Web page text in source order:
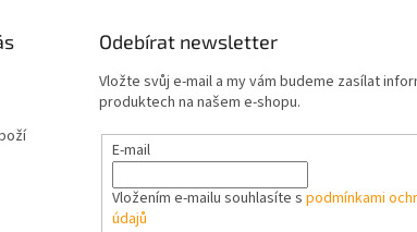
Odebírat newsletter
Vložte svůj e-mail a my vám budeme zasílat
produktech na našem e-shopu.
E-mail
Vložením e-mailu souhlasíte s podmínkami
údajů